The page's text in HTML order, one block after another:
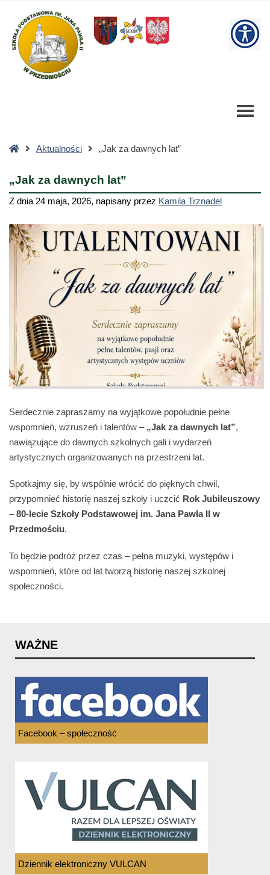
dawnych
StronaAktualności „Jak za dawnych lat”
„Jak za dawnych lat”
Z dnia 24 maja, 2026, napisany przez Kamila Trznadel
Serdecznie zapraszamy na wyjątkowe popołudnie pełne
wspomnień, wzruszeń i talentów – „Jak za dawnych lat”,
nawiązujące do dawnych szkolnych gali i wydarzeń
artystycznych organizowanych na przestrzeni lat.
Spotkajmy się, by wspólnie wrócić do pięknych chwil,
przypomnieć historię naszej szkoły i uczcić Rok Jubileuszowy
– 80-lecie Szkoły Podstawowej im. Jana Pawła II w
Przedmościu.
To będzie podróż przez czas – pełna muzyki, występów i
wspomnień, które od lat tworzą historię naszej szkolnej
społeczności.
WAŻNE
Facebook – społeczność
Dziennik elektroniczny VULCAN